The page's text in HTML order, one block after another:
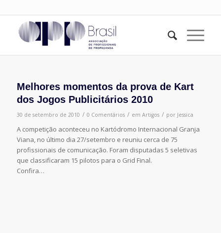
Melhores momentos da prova de Kart
dos Jogos Publicitários 2010
30 de setembro de 2010 / 0 Comentários / em Artigos / por Jessica
A competição aconteceu no Kartódromo Internacional Granja
Viana, no último dia 27/setembro e reuniu cerca de 75
profissionais de comunicação. Foram disputadas 5 seletivas
que classificaram 15 pilotos para o Grid Final.
Confira…